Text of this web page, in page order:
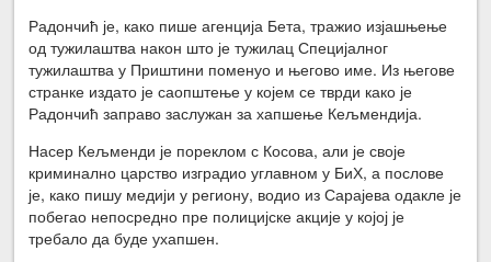
Радончић је, како пише агенција Бета, тражио изјашњење
од тужилаштва након што је тужилац Специјалног
тужилаштва у Приштини поменуо и његово име. Из његове
странке издато је саопштење у којем се тврди како је
Радончић заправо заслужан за хапшење Кељмендија.
Насер Кељменди је пореклом с Косова, али је своје
криминално царство изградио углавном у БиХ, а послове
је, како пишу медији у региону, водио из Сарајева одакле је
побегао непосредно пре полицијске акције у којој је
требало да буде ухапшен.